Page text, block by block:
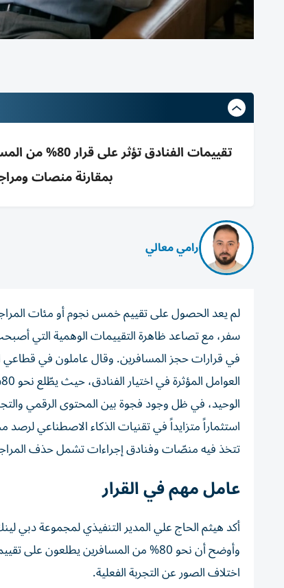
تقييمات
بمقارنة منصات
رامي معالي
لم يعد الحصول على تقييم خمس نجوم أو مئات
سفر، مع تصاعد ظاهرة التقييمات الوهمية التي
في قرارات حجز المسافرين. وقال عاملون في قطاعي
الوحيد، في ظل وجود فجوة بين المحتوى الرقمي
استثماراً متزايداً في تقنيات الذكاء الاصطناعي
تتخذ فيه منصّات وفنادق إجراءات تشمل حذف
عامل مهم في القرار
أكد هيثم الحاج علي المدير التنفيذي لمجموعة دبي
وأوضح أن نحو 80% من المسافرين
اختلاف الصور عن التجربة الفعلية.